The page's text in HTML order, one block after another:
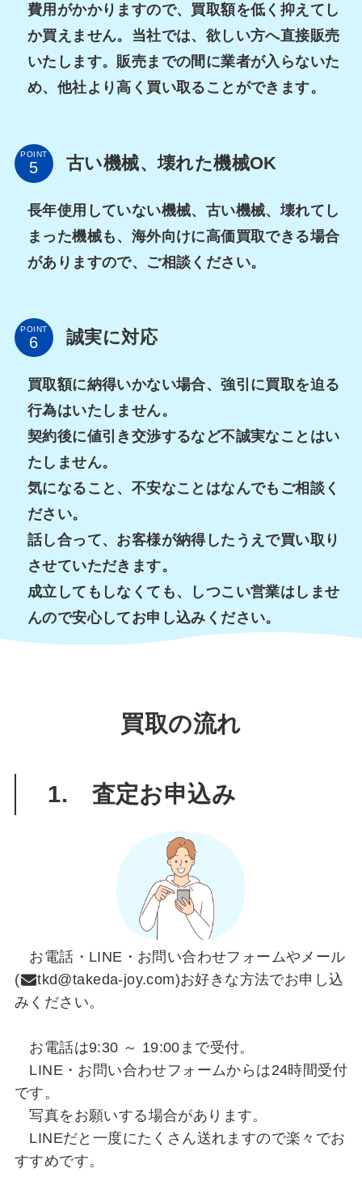
費用がかかりますので、買取額を低く抑えてし
か買えません。当社では、欲しい方へ直接販売
いたします。販売までの間に業者が入らないた
め、他社より高く買い取ることができます。
POINT 古い機械、壊れた機械OK
長年使用していない機械、古い機械、壊れてし
まった機械も、海外向けに高価買取できる場合
がありますので、ご相談ください。
POINT 誠実に対応
買取額に納得いかない場合、強引に買取を迫る
行為はいたしません。
契約後に値引き交渉するなど不誠実なことはい
たしません。
気になること、不安なことはなんでもご相談く
ださい。
話し合って、お客様が納得したうえで買い取り
させていただきます。
成立してもしなくても、しつこい営業はしませ
んので安心してお申し込みください。
買取の流れ
1. 査定お申込み
お電話・LINE・お問い合わせフォームやメール
(
tkd@takeda-joy.com)お好きな方法でお申し込
みください。
お電話は9:30 ～ 19:00まで受付。
LINE・お問い合わせフォームからは24時間受付
です。
写真をお願いする場合があります。
LINEだと一度にたくさん送れますので楽々でお
すすめです。